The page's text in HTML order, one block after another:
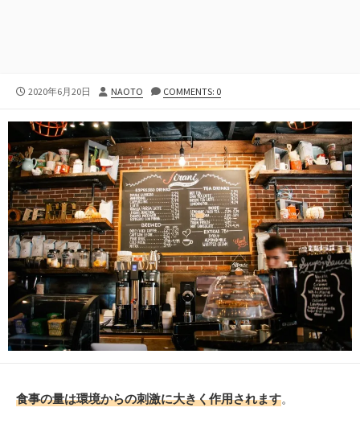
公
日
2020年6月20日
投
者
NAOTO COMMENTS: 0
食事の量は環境からの刺激に大きく作用されます。